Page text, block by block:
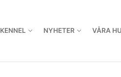
KENNEL NYHETER VÅRA